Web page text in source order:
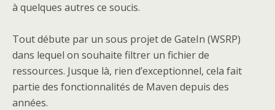
à quelques autres ce soucis.
Tout débute par un sous projet de GateIn (WSRP)
dans lequel on souhaite filtrer un fichier de
ressources. Jusque là, rien d’exceptionnel, cela fait
partie des fonctionnalités de Maven depuis des
années.